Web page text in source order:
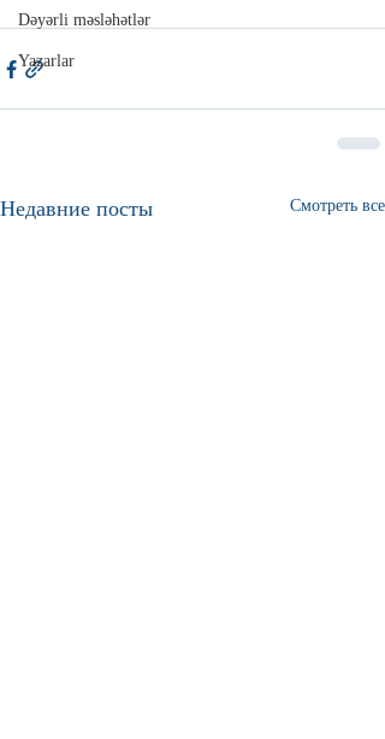
Dəyərli məsləhətlər
Yazarlar
Недавние посты Смотреть все